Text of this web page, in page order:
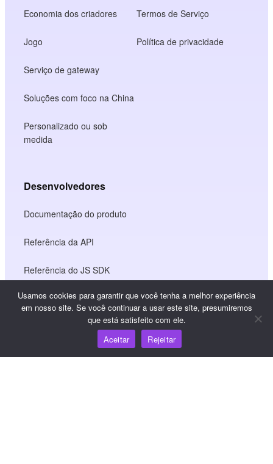
Economia dos criadores
Jogo
Serviço de gateway
Soluções com foco na China
Personalizado ou sob
medida
Termos de Serviço
Política de privacidade
Desenvolvedores
Documentação do produto
Referência da API
Referência do JS SDK
Centro de conhecimento
Usamos cookies para garantir que você tenha a melhor experiência
em nosso site. Se você continuar a usar este site, presumiremos
que está satisfeito com ele.
Aceitar
Rejeitar